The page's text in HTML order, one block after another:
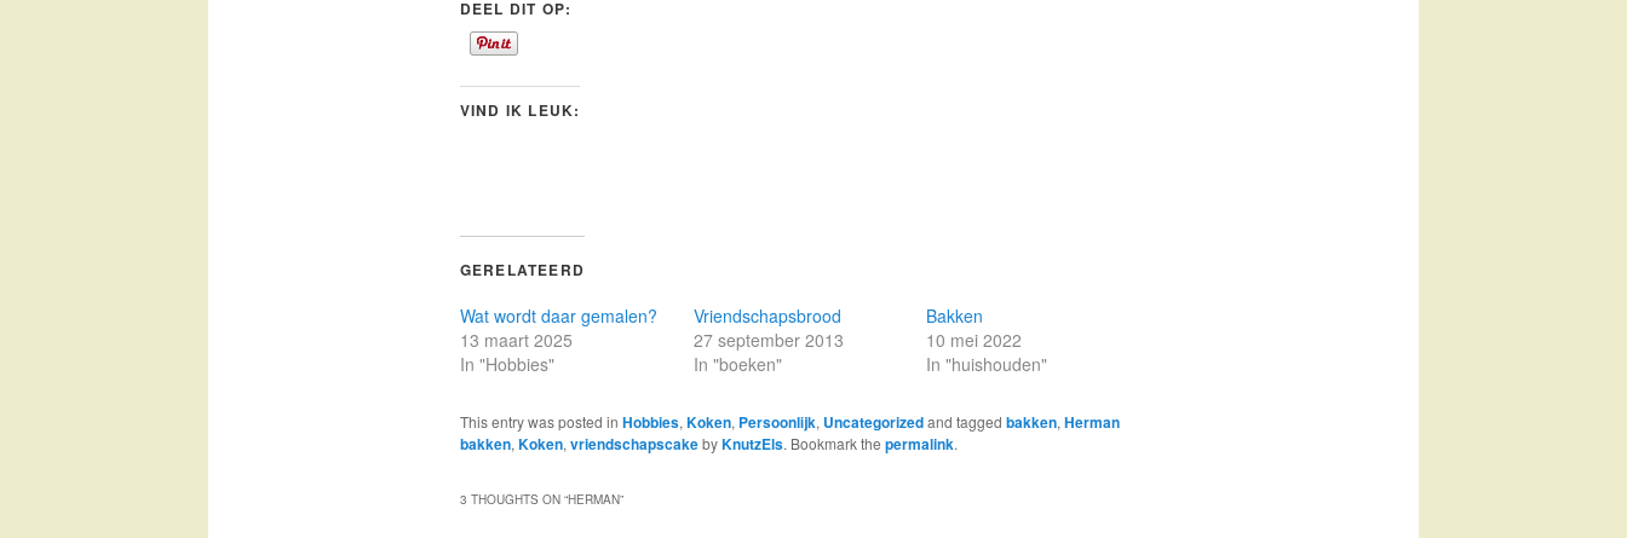
DEEL DIT OP:
VIND IK LEUK:
GERELATEERD
Wat wordt daar gemalen?
13 maart 2025
In "Hobbies"
Vriendschapsbrood
27 september 2013
In "boeken"
Bakken
10 mei 2022
In "huishouden"
This entry was posted in Hobbies, Koken, Persoonlijk, Uncategorizedand tagged bakken, Herman
bakken, Koken, vriendschapscakebyKnutzEls. Bookmark the permalink.
3 THOUGHTS ON “HERMAN”